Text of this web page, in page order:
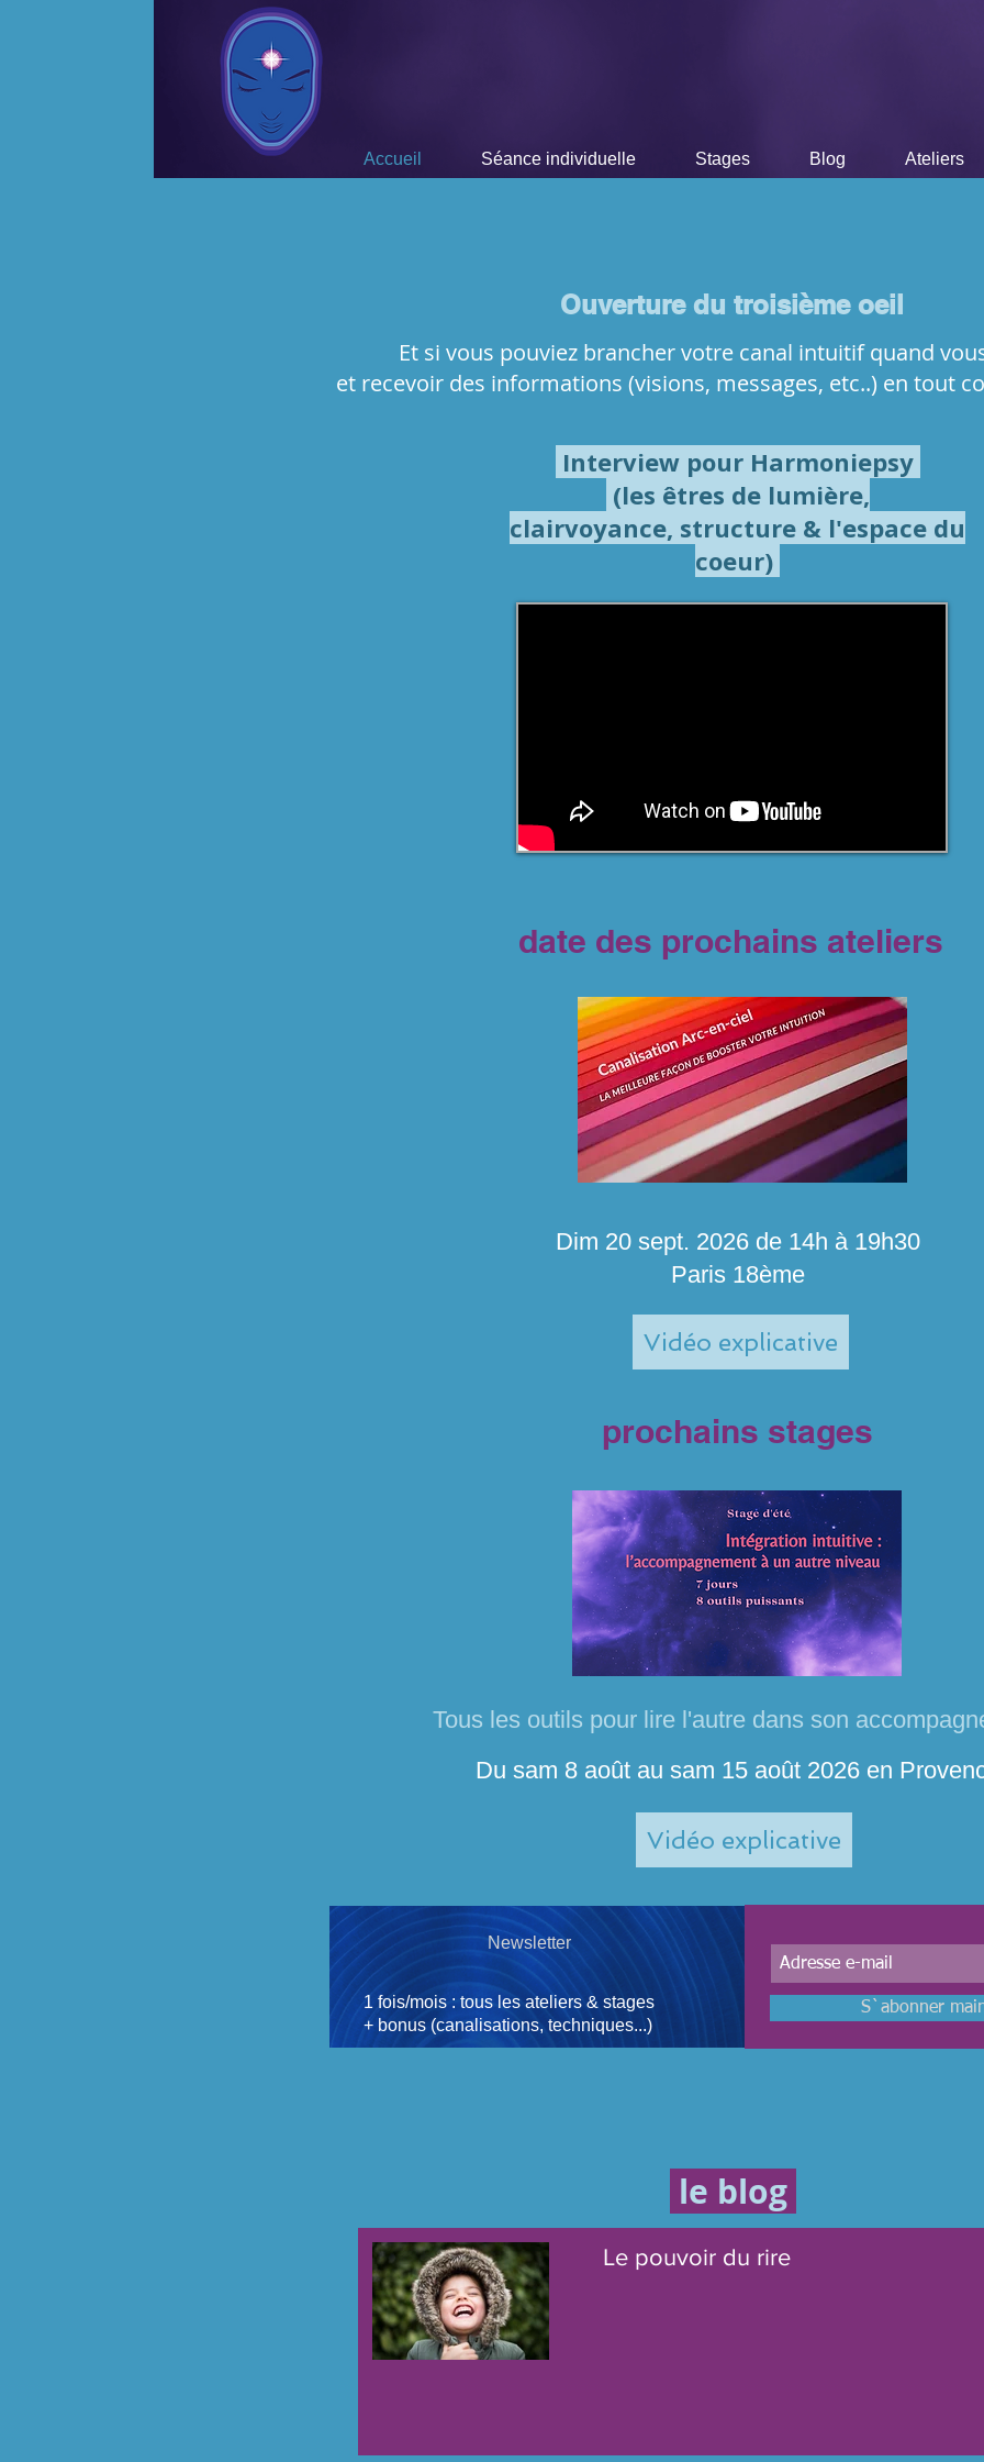
Accueil Séance individuelle Stages Blog Ateliers
Ouverture du troisième oeil
Interview pour Harmoniepsy
(les êtres de lumière,
clairvoyance, structure & l'espace du
coeur)
Et si vous pouviez brancher votre canal intuitif quand
et recevoir des informations (visions, messages, etc..) en tout
date des prochains ateliers
Dim 20 sept. 2026 de 14h à 19h30
Paris 18ème
Vidéo explicative
prochains stages
Tous les outils pour lire l'autre dans son
Du sam 8 août au sam 15 août 2026 en
Vidéo explicative
Newsletter
1 fois/mois : tous les ateliers & stages
+ bonus (canalisations, techniques...)
S`abonner
le blog
Le pouvoir du rire